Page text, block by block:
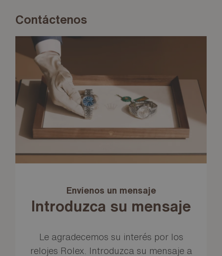
Contáctenos
Envíenos un mensaje
Introduzca su mensaje
Le agradecemos su interés por los
relojes Rolex. Introduzca su mensaje a